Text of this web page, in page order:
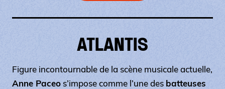
ATLANTIS
Figure incontournable de la scène musicale actuelle,
Anne Paceos’impose comme l’une des batteuses